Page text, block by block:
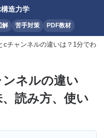
造力学
解 苦手対策 PDF教材
cチャンネルの違いは？1分でわ
ネルの違い
読み方、使い